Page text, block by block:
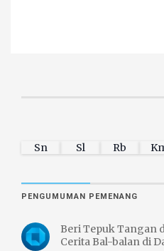
Sn Sl Rb
PENGUMUMAN PEMENANG
Beri Tepuk Tangan
Cerita Bal-balan di